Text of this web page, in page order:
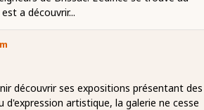
a découvrir...
découvrir ses expositions présentant des
artistique, la galerie ne cesse